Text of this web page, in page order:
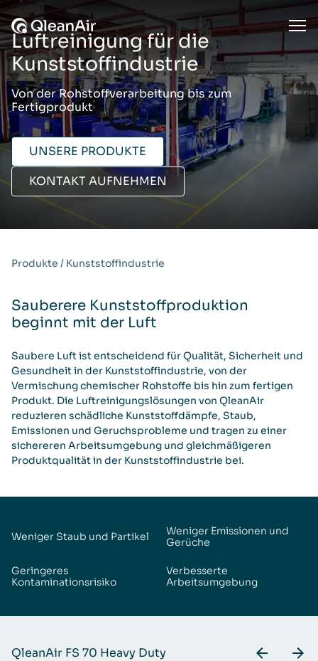
Zum Inhalt springen
Luftreinigung für die
Kunststoffindustrie
Von der Rohstoffverarbeitung bis zum
Fertigprodukt
UNSERE PRODUKTE
KONTAKT AUFNEHMEN
Produkte / Kunststoffindustrie
Sauberere Kunststoffproduktion
beginnt mit der Luft
Saubere Luft ist entscheidend für Qualität, Sicherheit und
Gesundheit in der Kunststoffindustrie, von der
Vermischung chemischer Rohstoffe bis hin zum fertigen
Produkt. Die Luftreinigungslösungen von QleanAir
reduzieren schädliche Kunststoffdämpfe, Staub,
Emissionen und Geruchsprobleme und tragen zu einer
sichereren Arbeitsumgebung und gleichmäßigeren
Produktqualität in der Kunststoffindustrie bei.
Weniger Staub und Partikel
Weniger Emissionen und
Gerüche
Geringeres
Kontaminationsrisiko
Verbesserte
Arbeitsumgebung
QleanAir FS 70 Heavy Duty